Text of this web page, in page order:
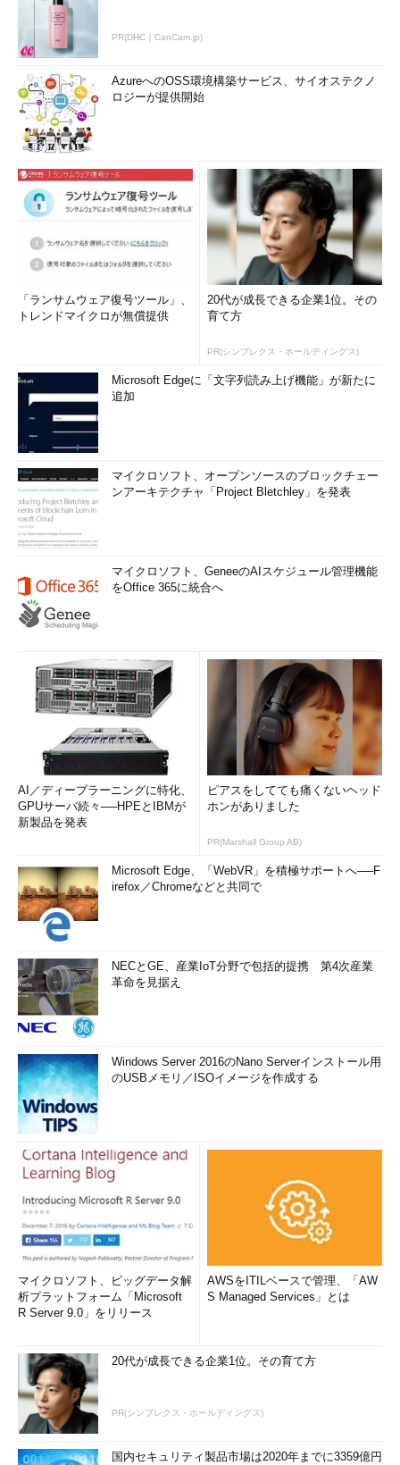
PR(DHC｜CanCam.jp)
AzureへのOSS環境構築サービス、サイオステクノ
ロジーが提供開始
「ランサムウェア復号ツール」、
トレンドマイクロが無償提供
20代が成長できる企業1位。その
育て方
PR(シンプレクス・ホールディングス)
Microsoft Edgeに「文字列読み上げ機能」が新たに
追加
マイクロソフト、オープンソースのブロックチェー
ンアーキテクチャ「Project Bletchley」を発表
マイクロソフト、GeneeのAIスケジュール管理機能
をOffice 365に統合へ
AI／ディープラーニングに特化、
GPUサーバ続々──HPEとIBMが
新製品を発表
ピアスをしてても痛くないヘッド
ホンがありました
PR(Marshall Group AB)
Microsoft Edge、「WebVR」を積極サポートへ──F
irefox／Chromeなどと共同で
NECとGE、産業IoT分野で包括的提携 第4次産業
革命を見据え
Windows Server 2016のNano Serverインストール用
のUSBメモリ／ISOイメージを作成する
マイクロソフト、ビッグデータ解
析プラットフォーム「Microsoft
R Server 9.0」をリリース
AWSをITILベースで管理、「AW
S Managed Services」とは
20代が成長できる企業1位。その育て方
PR(シンプレクス・ホールディングス)
国内セキュリティ製品市場は2020年までに3359億円